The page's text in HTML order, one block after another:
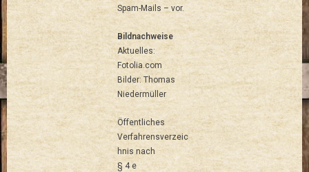
Spam-Mails – vor.
Bildnachweise
Aktuelles:
Fotolia.com
Bilder: Thomas
Niedermüller
Öffentliches
Verfahrensverzeic
hnis nach
§ 4 e